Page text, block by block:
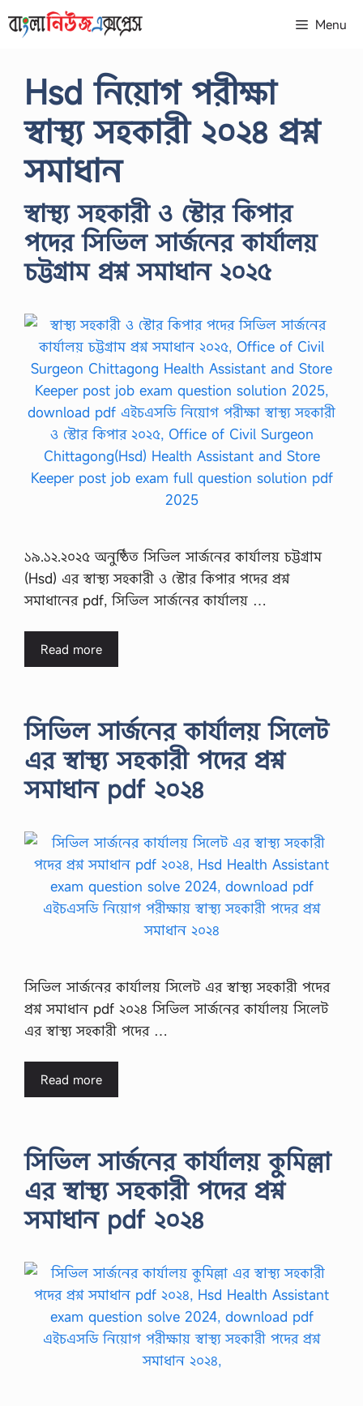
to
Menu
Hsd নিয়োগ পরীক্ষা
স্বাস্থ্য সহকারী ২০২৪ প্রশ্ন
সমাধান
স্বাস্থ্য সহকারী ও স্টোর কিপার
পদের সিভিল সার্জনের কার্যালয়
চট্টগ্রাম প্রশ্ন সমাধান ২০২৫
১৯.১২.২০২৫ অনুষ্ঠিত সিভিল সার্জনের কার্যালয় চট্টগ্রাম
(Hsd) এর স্বাস্থ্য সহকারী ও স্টোর কিপার পদের প্রশ্ন
সমাধানের pdf, সিভিল সার্জনের কার্যালয় …
Read more
সিভিল সার্জনের কার্যালয় সিলেট
এর স্বাস্থ্য সহকারী পদের প্রশ্ন
সমাধান pdf ২০২৪
সিভিল সার্জনের কার্যালয় সিলেট এর স্বাস্থ্য সহকারী পদের
প্রশ্ন সমাধান pdf ২০২৪ সিভিল সার্জনের কার্যালয় সিলেট
এর স্বাস্থ্য সহকারী পদের …
Read more
সিভিল সার্জনের কার্যালয় কুমিল্লা
এর স্বাস্থ্য সহকারী পদের প্রশ্ন
সমাধান pdf ২০২৪